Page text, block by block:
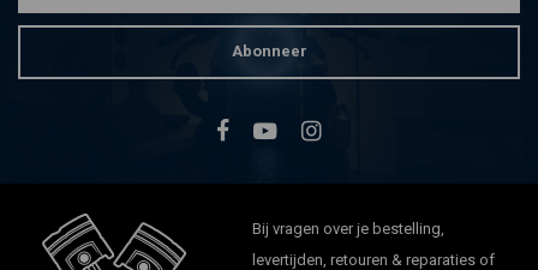
Abonneer
Bij vragen over je bestelling,
levertijden, retouren & reparaties of